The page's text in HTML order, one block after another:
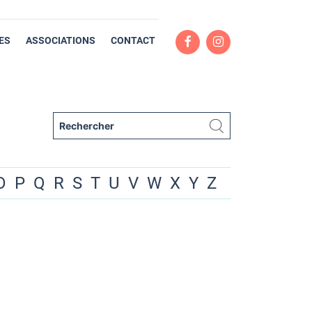
ASSOCIATIONS CONTACT
P Q R S T U V W X Y Z